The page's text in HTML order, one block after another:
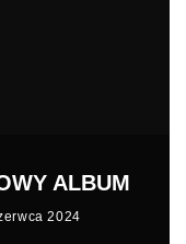
ALBUM
2024